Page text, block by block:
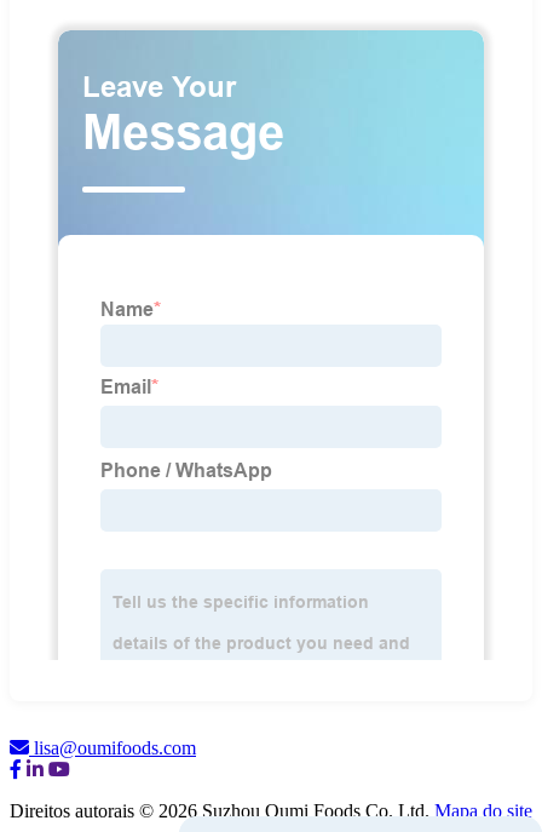
lisa@oumifoods.com
Direitos autorais © 2026 Suzhou Oumi Foods Co. Ltd. Mapa do site